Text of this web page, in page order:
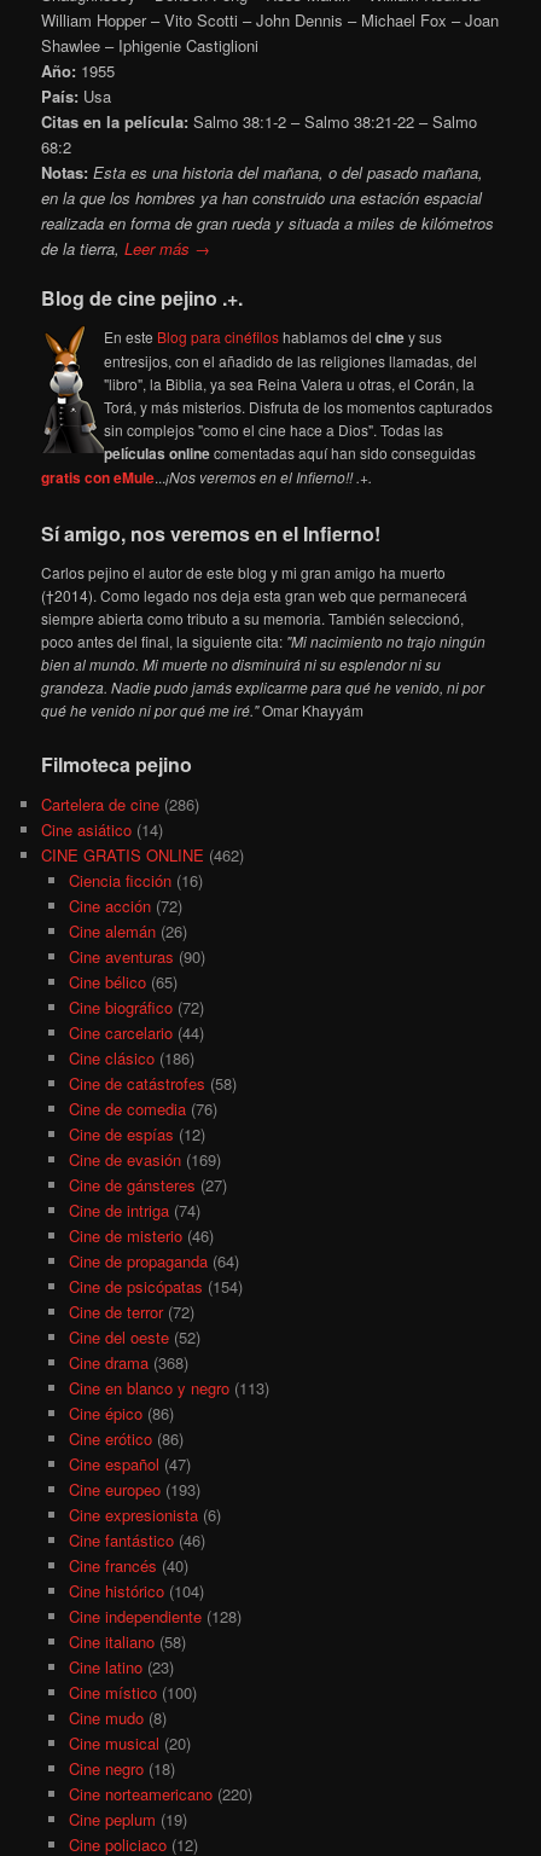
William Hopper – Vito Scotti – John Dennis – Michael Fox – Joan
Shawlee – Iphigenie Castiglioni
Año: 1955
País: Usa
Citas en la película: Salmo 38:1-2 – Salmo 38:21-22 – Salmo
68:2
Notas:Esta es una historia del mañana, o del pasado mañana,
en la que los hombres ya han construido una estación espacial
realizada en forma de gran rueda y situada a miles de kilómetros
de la tierra,Leer más →
Blog de cine pejino .+.
En este Blog para cinéfiloshablamos delciney sus
entresijos, con el añadido de las religiones llamadas, del
"libro", la Biblia, ya sea Reina Valera u otras, el Corán, la
Torá, y más misterios. Disfruta de los momentos capturados
sin complejos "como el cine hace a Dios". Todas las
películas onlinecomentadas aquí han sido conseguidas
gratis con eMule...¡Nos veremos en el Infierno!! .+.
Sí amigo, nos veremos en el Infierno!
Carlos pejino el autor de este blog y mi gran amigo ha muerto
(†2014). Como legado nos deja esta gran web que permanecerá
siempre abierta como tributo a su memoria. También seleccionó,
poco antes del final, la siguiente cita: "Mi nacimiento no trajo ningún
bien al mundo. Mi muerte no disminuirá ni su esplendor ni su
grandeza. Nadie pudo jamás explicarme para qué he venido, ni por
qué he venido ni por qué me iré."Omar Khayyám
Filmoteca pejino
Cartelera de cine (286)
Cine asiático (14)
CINE GRATIS ONLINE (462)
Ciencia ficción(16)
Cine acción(72)
Cine alemán(26)
Cine aventuras (90)
Cine bélico(65)
Cine biográfico(72)
Cine carcelario(44)
Cine clásico(186)
Cine de catástrofes (58)
Cine de comedia(76)
Cine de espías (12)
Cine de evasión(169)
Cine de gánsteres (27)
Cine de intriga(74)
Cine de misterio(46)
Cine de propaganda(64)
Cine de psicópatas (154)
Cine de terror(72)
Cine del oeste(52)
Cine drama(368)
Cine en blanco y negro(113)
Cine épico(86)
Cine erótico(86)
Cine español (47)
Cine europeo(193)
Cine expresionista(6)
Cine fantástico(46)
Cine francés (40)
Cine histórico(104)
Cine independiente(128)
Cine italiano(58)
Cine latino(23)
Cine místico(100)
Cine mudo(8)
Cine musical (20)
Cine negro(18)
Cine norteamericano(220)
Cine peplum (19)
Cine policiaco(12)